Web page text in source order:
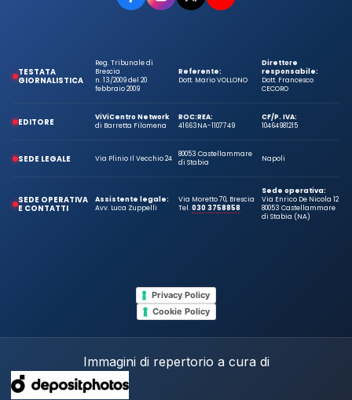
TESTATA
GIORNALISTICA
Reg. Tribunale di
Brescia
n. 13/2009 del 20
febbraio 2009
Referente:
Dott. Mario VOLLONO
Direttore
responsabile:
Dott. Francesco
CECORO
EDITORE
ViViCentro Network
di Barretta Filomena
ROC:
41663
REA:
NA-1107749
CF/P. IVA:
10464981215
SEDE LEGALE Via Plinio Il Vecchio 24
80053 Castellammare
di Stabia
Napoli
SEDE OPERATIVA
E CONTATTI
Assistente legale:
Avv. Luca Zuppelli
Via Moretto 70, Brescia
Tel.030 3758858
Sede operativa:
Via Enrico De Nicola 12
80053 Castellammare
di Stabia (NA)
Privacy Policy
Cookie Policy
Immagini di repertorio a cura di